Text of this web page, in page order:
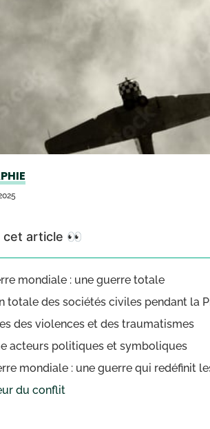
cet article 👀
mondiale : une guerre totale
totale des sociétés civiles pendant la
des violences et des traumatismes
acteurs politiques et symboliques
mondiale : une guerre qui redéfinit
du conflit